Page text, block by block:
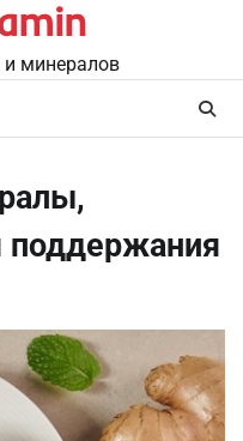
минералов